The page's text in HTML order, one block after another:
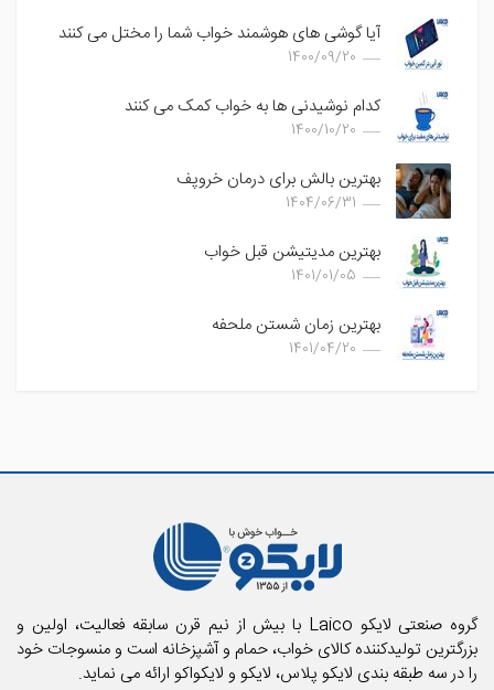
آیا گوشی های هوشمند خواب شما را مختل می کنند
1400/09/20
کدام نوشیدنی ها به خواب کمک می کنند
1400/10/20
بهترین بالش برای درمان خروپف
1404/06/31
بهترین مدیتیشن قبل خواب
1401/01/05
بهترین زمان شستن ملحفه
1401/04/20
گروه صنعتی لایکو Laico با بیش از نیم قرن سابقه فعالیت، اولین و
بزرگترین تولیدکننده کالای خواب، حمام و آشپزخانه است و منسوجات خود
را در سه طبقه بندی لایکو پلاس، لایکو و لایکواکو ارائه می نماید.